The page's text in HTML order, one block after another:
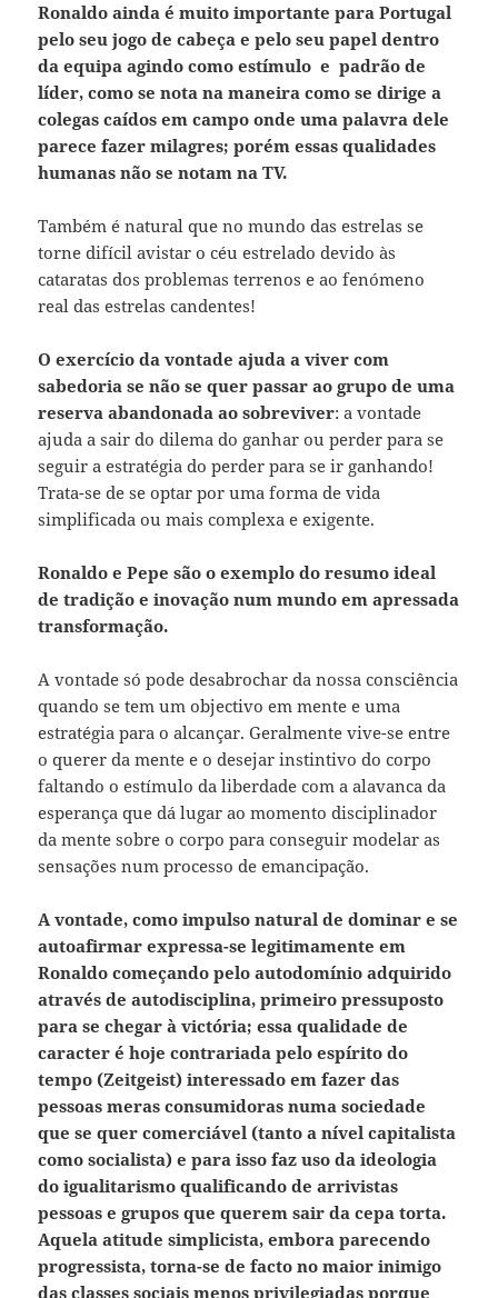
Ronaldo ainda é muito importante para Portugal
pelo seu jogo de cabeça e pelo seu papel dentro
da equipa agindo como estímulo e padrão de
líder, como se nota na maneira como se dirige a
colegas caídos em campo onde uma palavra dele
parece fazer milagres; porém essas qualidades
humanas não se notam na TV.
Também é natural que no mundo das estrelas se
torne difícil avistar o céu estrelado devido às
cataratas dos problemas terrenos e ao fenómeno
real das estrelas candentes!
O exercício da vontade ajuda a viver com
sabedoria se não se quer passar ao grupo de uma
reserva abandonada ao sobreviver: a vontade
ajuda a sair do dilema do ganhar ou perder para se
seguir a estratégia do perder para se ir ganhando!
Trata-se de se optar por uma forma de vida
simplificada ou mais complexa e exigente.
Ronaldo e Pepe são o exemplo do resumo ideal
de tradição e inovação num mundo em apressada
transformação.
A vontade só pode desabrochar da nossa consciência
quando se tem um objectivo em mente e uma
estratégia para o alcançar. Geralmente vive-se entre
o querer da mente e o desejar instintivo do corpo
faltando o estímulo da liberdade com a alavanca da
esperança que dá lugar ao momento disciplinador
da mente sobre o corpo para conseguir modelar as
sensações num processo de emancipação.
A vontade, como impulso natural de dominar e se
autoafirmar expressa-se legitimamente em
Ronaldo começando pelo autodomínio adquirido
através de autodisciplina, primeiro pressuposto
para se chegar à victória; essa qualidade de
caracter é hoje contrariada pelo espírito do
tempo (Zeitgeist) interessado em fazer das
pessoas meras consumidoras numa sociedade
que se quer comerciável (tanto a nível capitalista
como socialista) e para isso faz uso da ideologia
do igualitarismo qualificando de arrivistas
pessoas e grupos que querem sair da cepa torta.
Aquela atitude simplicista, embora parecendo
progressista, torna-se de facto no maior inimigo
das classes sociais menos privilegiadas porque